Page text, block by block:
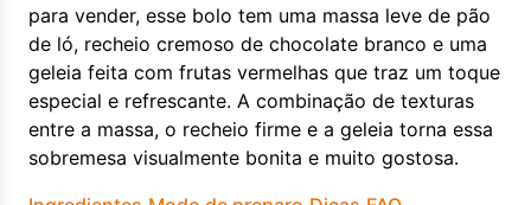
para vender, esse bolo tem uma massa leve de pão
de ló, recheio cremoso de chocolate branco e uma
geleia feita com frutas vermelhas que traz um toque
especial e refrescante. A combinação de texturas
entre a massa, o recheio firme e a geleia torna essa
sobremesa visualmente bonita e muito gostosa.